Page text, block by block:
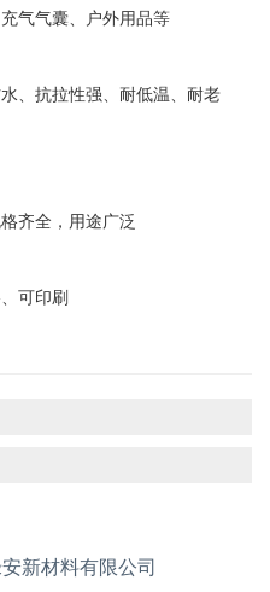
气气囊、户外用品等
、抗拉性强、耐低温、耐老
齐全，用途广泛
可印刷
新材料有限公司